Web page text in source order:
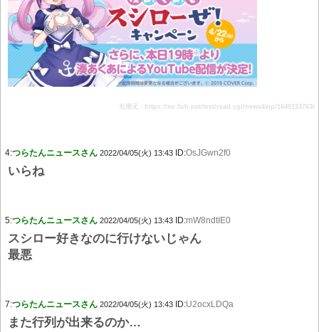
引用元：https://mi.5ch.net/test/read.cgi/news4vip/1649133763/
4:つらたんニュースさん 2022/04/05(火) 13:43 ID:OsJGwn2f0
いらね
5:つらたんニュースさん 2022/04/05(火) 13:43 ID:mW8ndtIE0
スシロー好きなのに行けないじゃん
最悪
7:つらたんニュースさん 2022/04/05(火) 13:43 ID:U2ocxLDQa
また行列が出来るのか…